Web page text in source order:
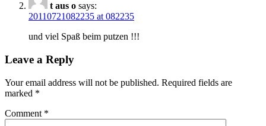
t aus o says:
20110721082235 at 082235
und viel Spaß beim putzen !!!
Leave a Reply
Your email address will not be published. Required fields are
marked *
Comment *